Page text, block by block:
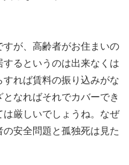
が、高齢者がお住まいの
るというのは出来なくは
れば賃料の振り込みがな
なればそれでカバーでき
は厳しいでしょうね。なぜ
安全問題と孤独死は見た